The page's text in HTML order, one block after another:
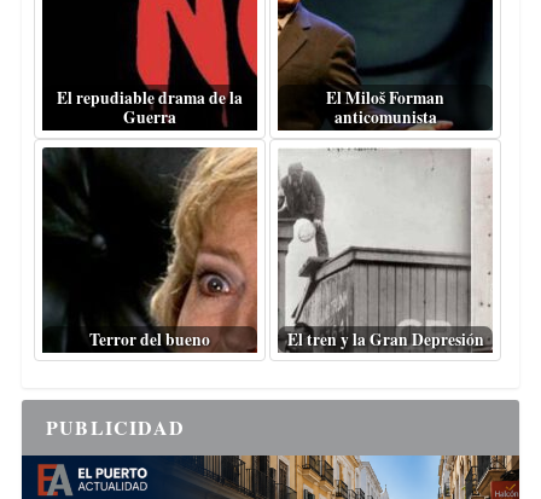
El repudiable drama de la
Guerra
El Miloš Forman
anticomunista
Terror del bueno El tren y la Gran Depresión
PUBLICIDAD